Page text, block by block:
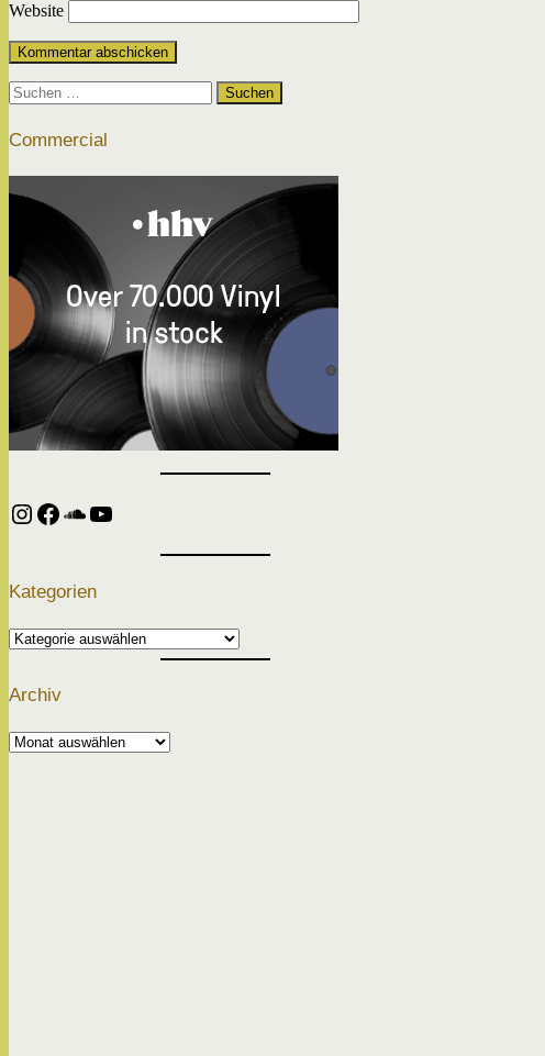
Website
Suchen
nach:
Commercial
Instagram
Facebook
SoundCloud
YouTube
Kategorien
Kategorien
Archiv
Archiv